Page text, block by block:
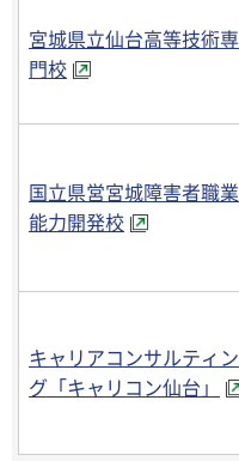
宮城県立仙台高等技術専
門校
国立県営宮城障害者職業
能力開発校
キャリアコンサルティン
グ「キャリコン仙台」